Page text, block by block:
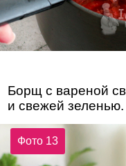
Борщ с вареной
и свежей
Фото 13